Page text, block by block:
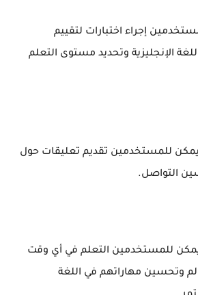
إجراء اختبارات لتقييم
الإنجليزية وتحديد مستوى التعلم
يمكن للمستخدمين تقديم تعليقات حول
التواصل.
للمستخدمين التعلم في أي وقت
وتحسين مهاراتهم في اللغة